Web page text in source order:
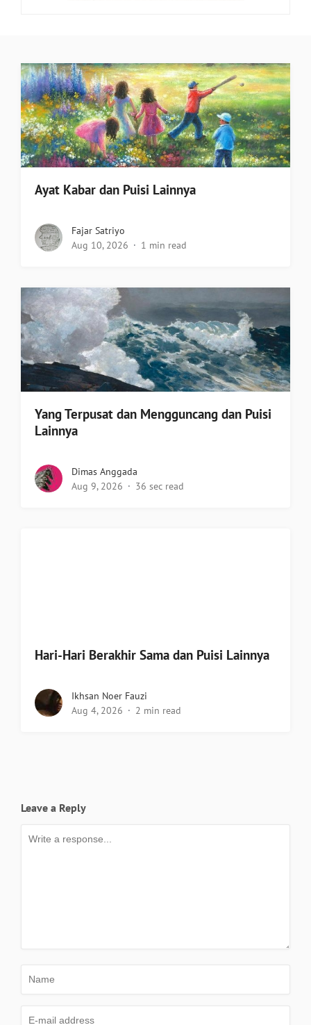
Ayat Kabar dan Puisi Lainnya
Fajar Satriyo
Aug 10, 2026
1 min read
Yang Terpusat dan Mengguncang dan Puisi
Lainnya
Dimas Anggada
Aug 9, 2026
36 sec read
Hari-Hari Berakhir Sama dan Puisi Lainnya
Ikhsan Noer Fauzi
Aug 4, 2026
2 min read
Leave a Reply